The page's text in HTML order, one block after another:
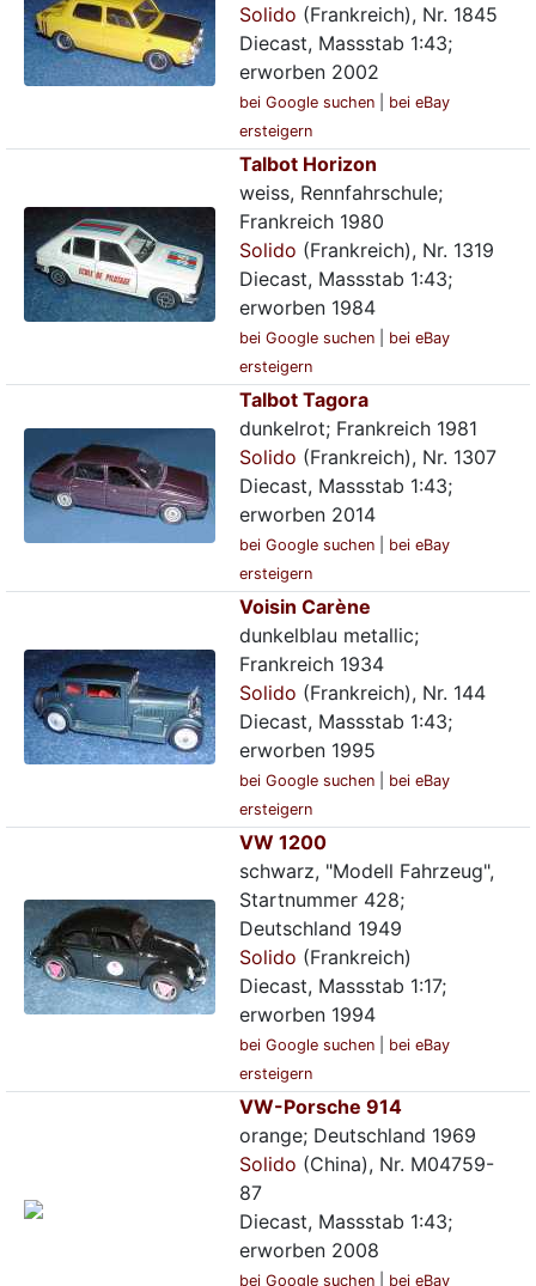
Solido (Frankreich), Nr. 1845
Diecast, Massstab 1:43;
erworben 2002
bei Google suchen
bei eBay
ersteigern
Talbot Horizon
weiss, Rennfahrschule;
Frankreich 1980
Solido (Frankreich), Nr. 1319
Diecast, Massstab 1:43;
erworben 1984
bei Google suchen
bei eBay
ersteigern
Talbot Tagora
dunkelrot; Frankreich 1981
Solido (Frankreich), Nr. 1307
Diecast, Massstab 1:43;
erworben 2014
bei Google suchen
bei eBay
ersteigern
Voisin Carène
dunkelblau metallic;
Frankreich 1934
Solido (Frankreich), Nr. 144
Diecast, Massstab 1:43;
erworben 1995
bei Google suchen
bei eBay
ersteigern
VW 1200
schwarz, "Modell Fahrzeug",
Startnummer 428;
Deutschland 1949
Solido (Frankreich)
Diecast, Massstab 1:17;
erworben 1994
bei Google suchen
bei eBay
ersteigern
VW-Porsche 914
orange; Deutschland 1969
Solido (China), Nr. M04759-
87
Diecast, Massstab 1:43;
erworben 2008
bei Google suchen bei eBay